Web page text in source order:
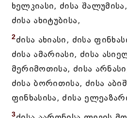
ხელკიასი, ძისა
ძისა ახიტუბისა,
2ძისა ახიასი, ძისა
ძისა ამარიასი, ძისა
მერიმოთისა, ძისა
ძისა ბორითისა, ძისა
ფინხასისა, ძისა
3